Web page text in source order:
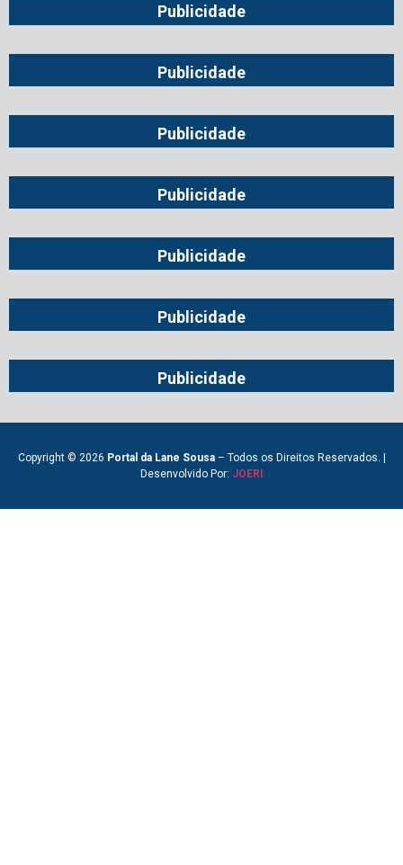
Publicidade
Publicidade
Publicidade
Publicidade
Publicidade
Publicidade
Publicidade
Copyright © 2026 Portal da Lane Sousa– Todos os Direitos Reservados. |
Desenvolvido Por: JOERI